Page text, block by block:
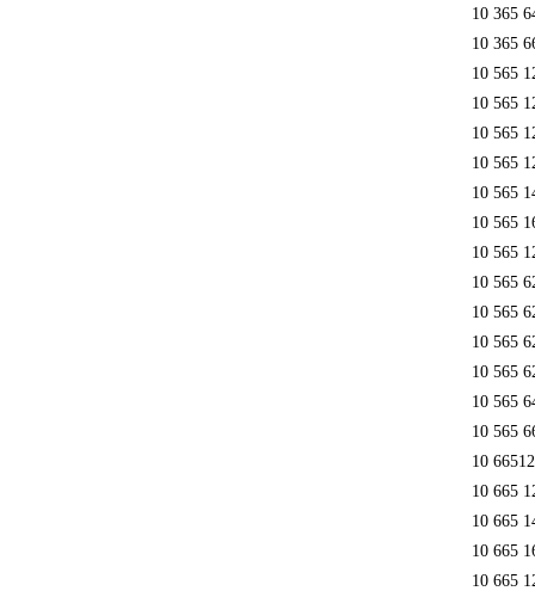
10 365
10 365
10 565
10 565
10 565
10 565
10 565
10 565
10 565
10 565
10 565
10 565
10 565
10 565
10 565
10
10 665
10 665
10 665
10 665